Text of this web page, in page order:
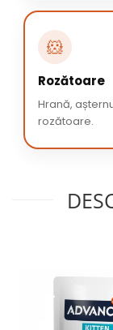
🐹
Rozătoare
Hrană,
rozătoare.